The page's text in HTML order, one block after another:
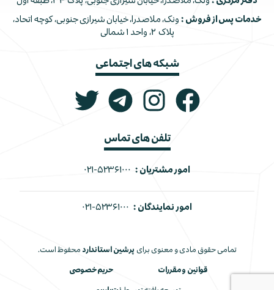
خدمات پس از فروش : ونک، ملاصدرا، خیابان شیرازی جنوبی، کوچه اتحاد،
پلاک ۲، واحد ۱ شمالی
شبکه های اجتماعی
تلفن های تماس
امور مشتریان : ۰۲۱-۵۲۳۶۱۰۰۰
امور نمایندگان : ۰۲۱-۵۲۳۶۱۰۰۰
تمامی حقوق مادی و معنوی برای پرشین استاندارد محفوظ است.
قوانین و مقررات حریم خصوصی